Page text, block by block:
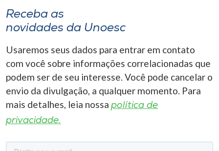
Receba as
novidades da Unoesc
Usaremos seus dados para entrar em contato
com você sobre informações correlacionadas que
podem ser de seu interesse. Você pode cancelar o
envio da divulgação, a qualquer momento. Para
mais detalhes, leia nossa política de
privacidade.